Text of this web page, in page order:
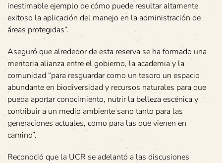
inestimable ejemplo de cómo puede resultar altamente
exitoso la aplicación del manejo en la administración de
áreas protegidas”.
Aseguró que alrededor de esta reserva se ha formado una
meritoria alianza entre el gobierno, la academia y la
comunidad “para resguardar como un tesoro un espacio
abundante en biodiversidad y recursos naturales para que
pueda aportar conocimiento, nutrir la belleza escénica y
contribuir a un medio ambiente sano tanto para las
generaciones actuales, como para las que vienen en
camino”.
Reconoció que la UCR se adelantó a las discusiones